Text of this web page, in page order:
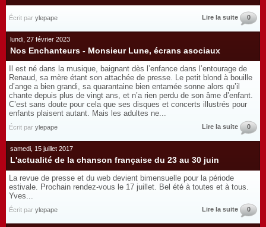
Écrit par ylepape Lire la suite 0
lundi, 27 février 2023
Nos Enchanteurs - Monsieur Lune, écrans asociaux
Il est né dans la musique, baignant dès l’enfance dans l’entourage de
Renaud, sa mère étant son attachée de presse. Le petit blond à bouille
d’ange a bien grandi, sa quarantaine bien entamée sonne alors qu’il
chante depuis plus de vingt ans, et n’a rien perdu de son âme d’enfant.
C’est sans doute pour cela que ses disques et concerts illustrés pour
enfants plaisent autant. Mais les adultes ne...
Écrit par ylepape Lire la suite 0
samedi, 15 juillet 2017
L'actualité de la chanson française du 23 au 30 juin
La revue de presse et du web devient bimensuelle pour la période
estivale. Prochain rendez-vous le 17 juillet. Bel été à toutes et à tous.
Yves...
Écrit par ylepape Lire la suite 0